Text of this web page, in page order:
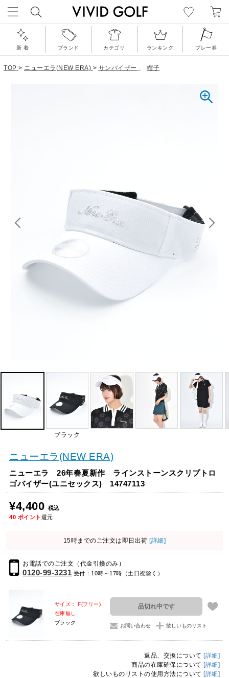
新 着 ブランド カテゴリ ランキング プレー券
TOP > ニューエラ(NEW ERA) > サンバイザー 、 帽子
ブラック
ニューエラ(NEW ERA)
ニューエラ 26年春夏新作 ラインストーンスクリプトロ
ゴバイザー(ユニセックス) 14747113
¥4,400 税込
40 ポイント 還元
15時までのご注文は即日出荷 [詳細]
お電話でのご注文（代金引換のみ）
0120-99-3231 受付：10時～17時（土日祝除く）
サイズ： F(フリー)
在庫無し
ブラック
品切れ中です
お問い合わせ 欲しいものリスト
返品、交換について [詳細]
商品の在庫確保について [詳細]
欲しいものリストの使用方法について [詳細]